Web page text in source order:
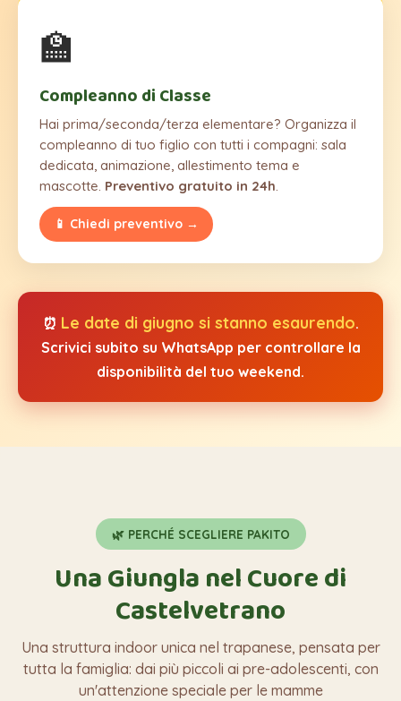
🏫
Compleanno di Classe
Hai prima/seconda/terza elementare? Organizza il
compleanno di tuo figlio con tutti i compagni: sala
dedicata, animazione, allestimento tema e
mascotte. Preventivo gratuito in 24h.
📱 Chiedi preventivo →
⏰ Le date di giugno si stanno esaurendo.
Scrivici subito su WhatsApp per controllare la
disponibilità del tuo weekend.
🌿 PERCHÉ SCEGLIERE PAKITO
Una Giungla nel Cuore di
Castelvetrano
Una struttura indoor unica nel trapanese, pensata per
tutta la famiglia: dai più piccoli ai pre-adolescenti, con
un'attenzione speciale per le mamme